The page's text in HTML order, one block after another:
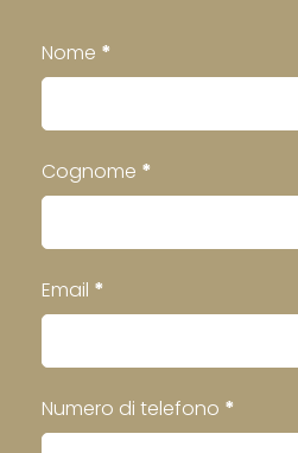
Contatti
Footer
Nome *
Cognome *
Email *
Numero di telefono *